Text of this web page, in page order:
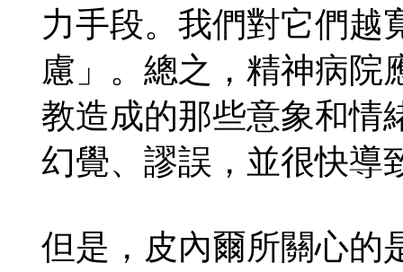
力手段。我們對它們越
慮」。總之，精神病院
教造成的那些意象和情
幻覺、謬誤，並很快導
但是，皮內爾所關心的